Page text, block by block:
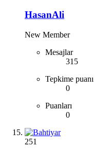
HasanAli
New Member
Mesajlar
315
Tepkime puanı
0
Puanları
0
251